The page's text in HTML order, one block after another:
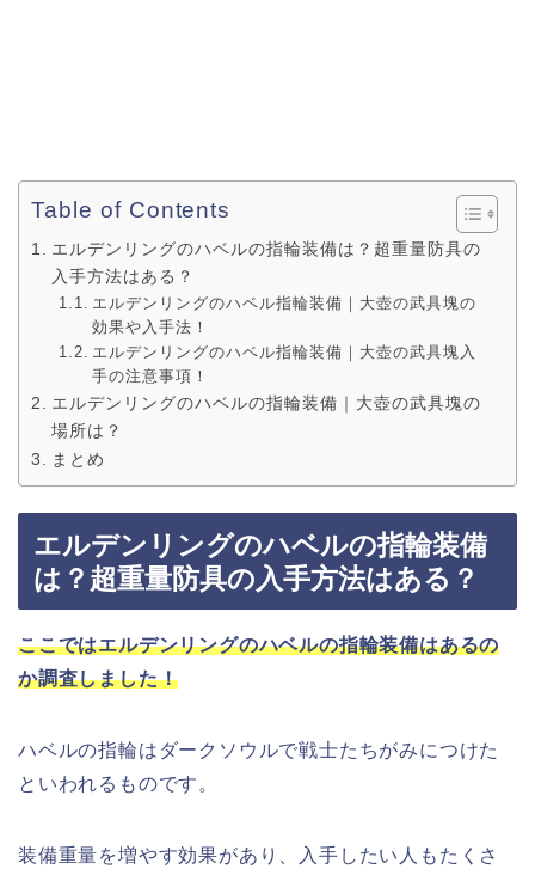
Table of Contents
エルデンリングのハベルの指輪装備は？超重量防具の
入手方法はある？
エルデンリングのハベル指輪装備｜大壺の武具塊の
効果や入手法！
エルデンリングのハベル指輪装備｜大壺の武具塊入
手の注意事項！
エルデンリングのハベルの指輪装備｜大壺の武具塊の
場所は？
まとめ
エルデンリングのハベルの指輪装備
は？超重量防具の入手方法はある？
ここではエルデンリングのハベルの指輪装備はあるの
か調査しました！
ハベルの指輪はダークソウルで戦士たちがみにつけた
といわれるものです。
装備重量を増やす効果があり、入手したい人もたくさ